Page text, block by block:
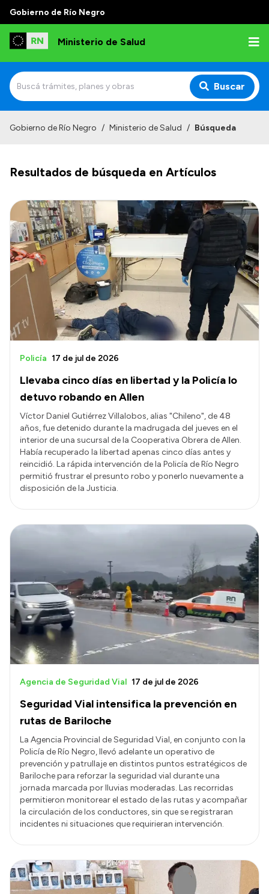
Gobierno de Río Negro
Ministerio de Salud
Buscar
Normativa y Funciones
Autoridades
Consejos locales
Transparencia
Presupuesto
Boletín Oficial
Compras y licitaciones
Consulta de expedientes
Convocatorias
Intranet
Login
Gobierno de Río Negro / Ministerio de Salud / Búsqueda
Resultados de búsqueda en Artículos
Llevaba cinco días en libertad y la Policía lo
detuvo robando en Allen
Policía 17 de jul de 2026
Víctor Daniel Gutiérrez Villalobos, alias "Chileno", de 48
años, fue detenido durante la madrugada del jueves en el
interior de una sucursal de la Cooperativa Obrera de Allen.
Había recuperado la libertad apenas cinco días antes y
reincidió. La rápida intervención de la Policía de Río Negro
permitió frustrar el presunto robo y ponerlo nuevamente a
disposición de la Justicia.
Seguridad Vial intensifica la prevención en
rutas de Bariloche
Agencia de Seguridad Vial 17 de jul de 2026
La Agencia Provincial de Seguridad Vial, en conjunto con la
Policía de Río Negro, llevó adelante un operativo de
prevención y patrullaje en distintos puntos estratégicos de
Bariloche para reforzar la seguridad vial durante una
jornada marcada por lluvias moderadas. Las recorridas
permitieron monitorear el estado de las rutas y acompañar
la circulación de los conductores, sin que se registraran
incidentes ni situaciones que requirieran intervención.